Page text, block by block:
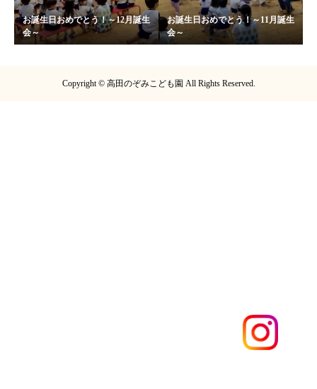
お誕生日おめでとう！～12月誕生
会～
お誕生日おめでとう！～11月誕生
会～
Copyright © 高田のぞみこども園 All Rights Reserved.